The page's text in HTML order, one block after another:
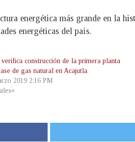
energética más grande en la
energéticas del país.
construcción de la primera planta
de gas natural en Acajutla
2019 2:16 PM